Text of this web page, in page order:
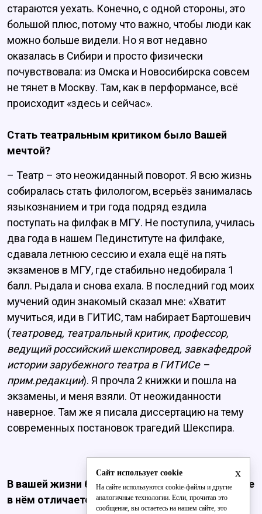
стараются уехать. Конечно, с одной стороны, это
большой плюс, потому что важно, чтобы люди как
можно больше видели. Но я вот недавно
оказалась в Сибири и просто физически
почувствовала: из Омска и Новосибирска совсем
не тянет в Москву. Там, как в перформансе, всё
происходит «здесь и сейчас».
Стать театральным критиком было Вашей
мечтой?
– Театр – это неожиданный поворот. Я всю жизнь
собиралась стать филологом, всерьёз занималась
языкознанием и три года подряд ездила
поступать на филфак в МГУ. Не поступила, училась
два года в нашем Пединституте на филфаке,
сдавала летнюю сессию и ехала ещё на пять
экзаменов в МГУ, где стабильно недобирала 1
балл. Рыдала и снова ехала. В последний год моих
мучений один знакомый сказал мне: «Хватит
мучиться, иди в ГИТИС, там набирает Бартошевич
(театровед, театральный критик, профессор,
ведущий российский шекспировед, завкафедрой
истории зарубежного театра в ГИТИСе –
прим.редакции). Я прочла 2 книжки и пошла на
экзамены, и меня взяли. От неожиданности
наверное. Там же я писала диссертацию на тему
современных постановок трагедий Шекспира.
В вашей жизни был ГИТИС. Насколько обучение
в нём отличается от наших ВУЗов?
x
Сайт использует cookie
На сайте используются cookie-файлы и другие
аналогичные технологии. Если, прочитав это
сообщение, вы остаетесь на нашем сайте, это